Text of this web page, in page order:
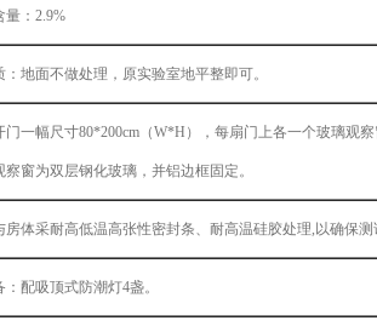
： 2.9%
地面不做处理，原实验室地平整即可。
门一幅尺寸80*200cm （W*H） ，每扇门上各一个玻璃观
察窗为双层钢化玻璃，并铝边框固定。
房体采耐高低温高张性密封条、耐高温硅胶处理,以确保
配吸顶式防潮灯4盏。